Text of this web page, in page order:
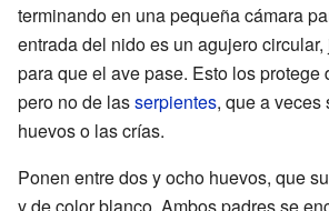
terminando en una pequeña cámara
entrada del nido es un agujero
para que el ave pase. Esto los protege
pero no de lasserpientes, que a
huevos o las crías.
Ponen entre dos y ocho huevos, que